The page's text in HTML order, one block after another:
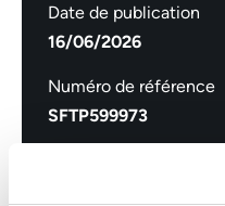
Date de publication
16/06/2026
Numéro de référence
SFTP599973